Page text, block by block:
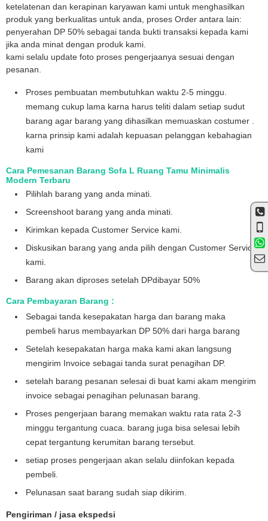
ketelatenan dan kerapinan karyawan kami untuk menghasilkan
produk yang berkualitas untuk anda, proses Order antara lain:
penyerahan DP 50% sebagai tanda bukti transaksi kepada kami
jika anda minat dengan produk kami.
kami selalu update foto proses pengerjaanya sesuai dengan
pesanan.
Proses pembuatan membutuhkan waktu 2-5 minggu.
memang cukup lama karna harus teliti dalam setiap sudut
barang agar barang yang dihasilkan memuaskan costumer .
karna prinsip kami adalah kepuasan pelanggan kebahagian
kami
Cara Pemesanan Barang Sofa L Ruang Tamu Minimalis
Modern Terbaru
Pilihlah barang yang anda minati.
Screenshoot barang yang anda minati.
Kirimkan kepada Customer Service kami.
Diskusikan barang yang anda pilih dengan Customer Service
kami.
Barang akan diproses setelah DPdibayar 50%
Cara Pembayaran Barang :
Sebagai tanda kesepakatan harga dan barang maka
pembeli harus membayarkan DP 50% dari harga barang
Setelah kesepakatan harga maka kami akan langsung
mengirim Invoice sebagai tanda surat penagihan DP.
setelah barang pesanan selesai di buat kami akam mengirim
invoice sebagai penagihan pelunasan barang.
Proses pengerjaan barang memakan waktu rata rata 2-3
minggu tergantung cuaca. barang juga bisa selesai lebih
cepat tergantung kerumitan barang tersebut.
setiap proses pengerjaan akan selalu diinfokan kepada
pembeli.
Pelunasan saat barang sudah siap dikirim.
Pengiriman / jasa ekspedsi